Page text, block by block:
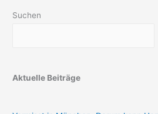
Suchen
Aktuelle Beiträge